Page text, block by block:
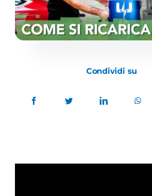
Condividi su